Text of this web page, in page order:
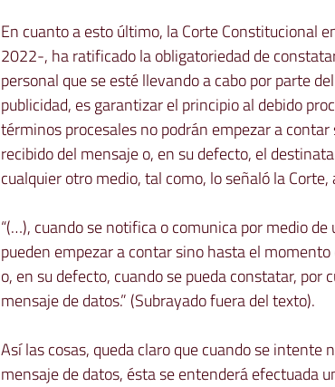
En cuanto a esto último, la Corte Constitucional
2022-, ha ratificado la obligatoriedad de
personal que se esté llevando a cabo por parte
publicidad, es garantizar el principio al debido
términos procesales no podrán empezar a
recibido del mensaje o, en su defecto, el
cualquier otro medio, tal como, lo señaló la Corte,
“(…), cuando se notifica o comunica por medio
pueden empezar a contar sino hasta el
o, en su defecto, cuando se pueda constatar, por
mensaje de datos.” (Subrayado fuera del texto).
Así las cosas, queda claro que cuando se
mensaje de datos, ésta se entenderá efectuada